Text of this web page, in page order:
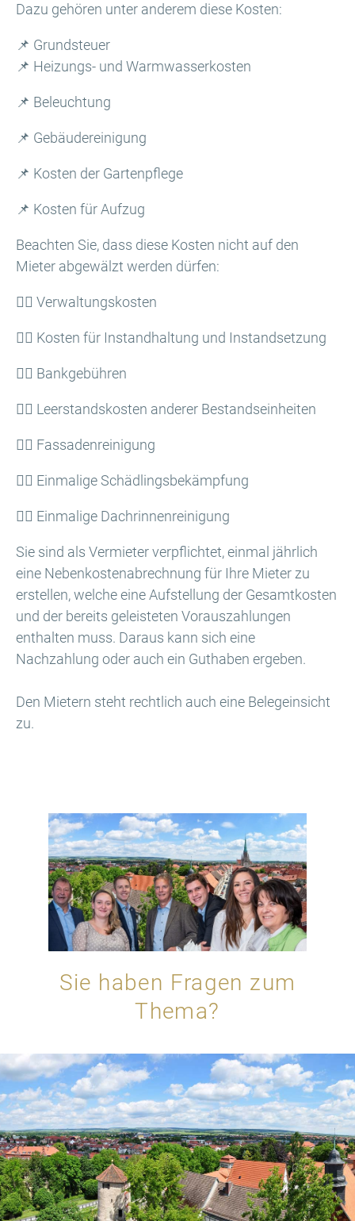
Dazu gehören unter anderem diese Kosten:
📌 Grundsteuer
📌 Heizungs- und Warmwasserkosten
📌 Beleuchtung
📌 Gebäudereinigung
📌 Kosten der Gartenpflege
📌 Kosten für Aufzug
Beachten Sie, dass diese Kosten nicht auf den
Mieter abgewälzt werden dürfen:
🙅‍♂️ Verwaltungskosten
🙅‍♂️ Kosten für Instandhaltung und Instandsetzung
🙅‍♂️ Bankgebühren
🙅‍♂️ Leerstandskosten anderer Bestandseinheiten
🙅‍♂️ Fassadenreinigung
🙅‍♂️ Einmalige Schädlingsbekämpfung
🙅‍♂️ Einmalige Dachrinnenreinigung
Sie sind als Vermieter verpflichtet, einmal jährlich
eine Nebenkostenabrechnung für Ihre Mieter zu
erstellen, welche eine Aufstellung der Gesamtkosten
und der bereits geleisteten Vorauszahlungen
enthalten muss. Daraus kann sich eine
Nachzahlung oder auch ein Guthaben ergeben.
Den Mietern steht rechtlich auch eine Belegeinsicht
zu.
Sie haben Fragen zum
Thema?